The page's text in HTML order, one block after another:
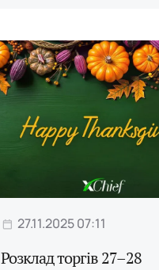
27.11.2025 07:11
Розклад торгів 27–28